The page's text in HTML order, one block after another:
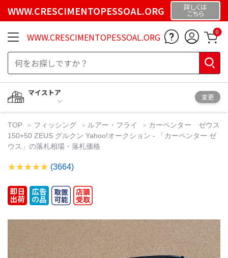
WWW.CRESCIMENTOPESSOAL.ORG 詳しくは
こちら
WWW.CRESCIMENTOPESSOAL.ORG 0
マイストア
変更
TOP フィッシング ルアー・フライ
カーペンター ゼウス
150+50 ZEUS グルクン Yahoo!オークション - 「カーペンター ゼ
ウス」の落札相場・落札価格
(3664)